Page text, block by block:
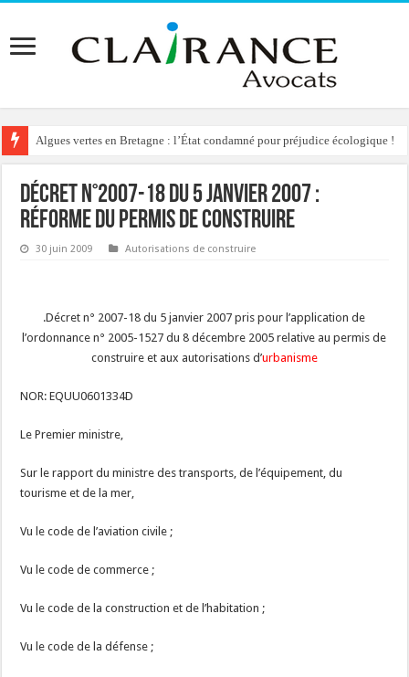
Algues vertes en Bretagne : l’État condamné pour préjudice écologique !
Reconstruction de chalets d’alpage : le préfet condamné à délivrer
Décret n°2007-18 du 5 janvier 2007 :
réforme du permis de construire
30 juin 2009 Autorisations de construire
.Décret n° 2007-18 du 5 janvier 2007 pris pour l’application de
l’ordonnance n° 2005-1527 du 8 décembre 2005 relative au permis de
construire et aux autorisations d’urbanisme
NOR: EQUU0601334D
Le Premier ministre,
Sur le rapport du ministre des transports, de l’équipement, du
tourisme et de la mer,
Vu le code de l’aviation civile ;
Vu le code de commerce ;
Vu le code de la construction et de l’habitation ;
Vu le code de la défense ;